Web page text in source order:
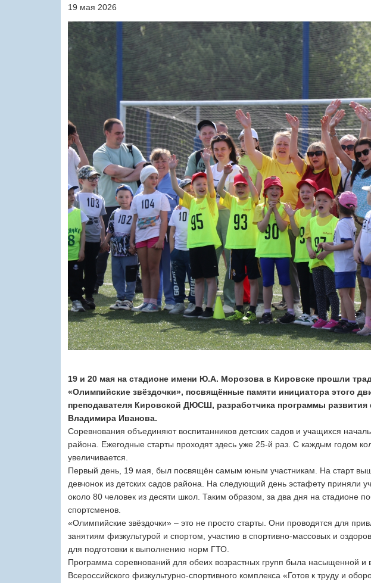
19 мая 2026
19 и 20 мая на стадионе имени Ю.А. Морозова в Кировске прошли
«Олимпийские звёздочки», посвящённые памяти инициатора этого
преподавателя Кировской ДЮСШ, разработчика программы развития
Владимира Иванова.
Соревнования объединяют воспитанников детских садов и учащихся
района. Ежегодные старты проходят здесь уже 25-й раз. С каждым годом
увеличивается.
Первый день, 19 мая, был посвящён самым юным участникам. На старт
девчонок из детских садов района. На следующий день эстафету приняли
около 80 человек из десяти школ. Таким образом, за два дня на стадионе
спортсменов.
«Олимпийские звёздочки» – это не просто старты. Они проводятся для
занятиям физкультурой и спортом, участию в спортивно-массовых и
для подготовки к выполнению норм ГТО.
Программа соревнований для обеих возрастных групп была насыщенной и
Всероссийского физкультурно-спортивного комплекса «Готов к труду и